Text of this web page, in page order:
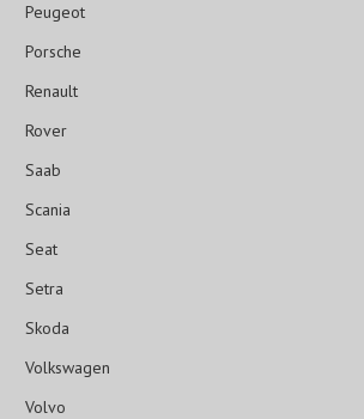
Peugeot
Porsche
Renault
Rover
Saab
Scania
Seat
Setra
Skoda
Volkswagen
Volvo